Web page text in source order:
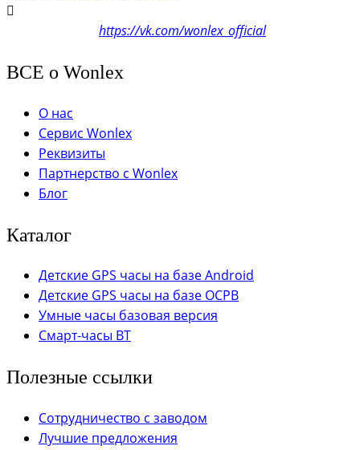
https://vk.com/wonlex_official
ВСЕ о Wonlex
О нас
Сервис Wonlex
Реквизиты
Партнерство с Wonlex
Блог
Каталог
Детские GPS часы на базе Android
Детские GPS часы на базе ОСРВ
Умные часы базовая версия
Смарт-часы BT
Полезные ссылки
Сотрудничество с заводом
Лучшие предложения